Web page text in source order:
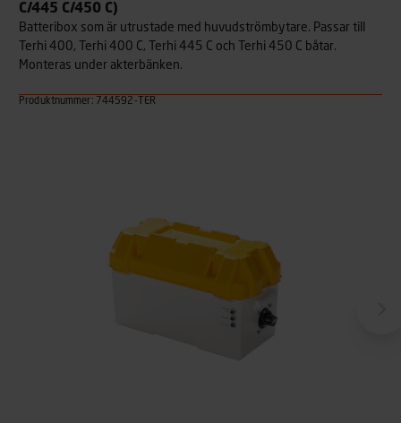
C/445 C/450 C)
Batteribox som är utrustade med huvudströmbytare. Passar till
Terhi 400, Terhi 400 C, Terhi 445 C och Terhi 450 C båtar.
Monteras under akterbänken.
Produktnummer: 744592-TER